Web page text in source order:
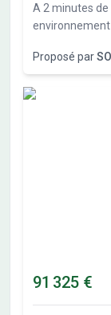
A 2 minutes de
possible et
viabilités
constructeurs
Proposé par
91 325 €